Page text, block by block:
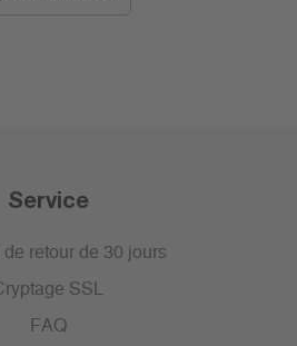
Service
de retour de 30 jours
SSL
FAQ